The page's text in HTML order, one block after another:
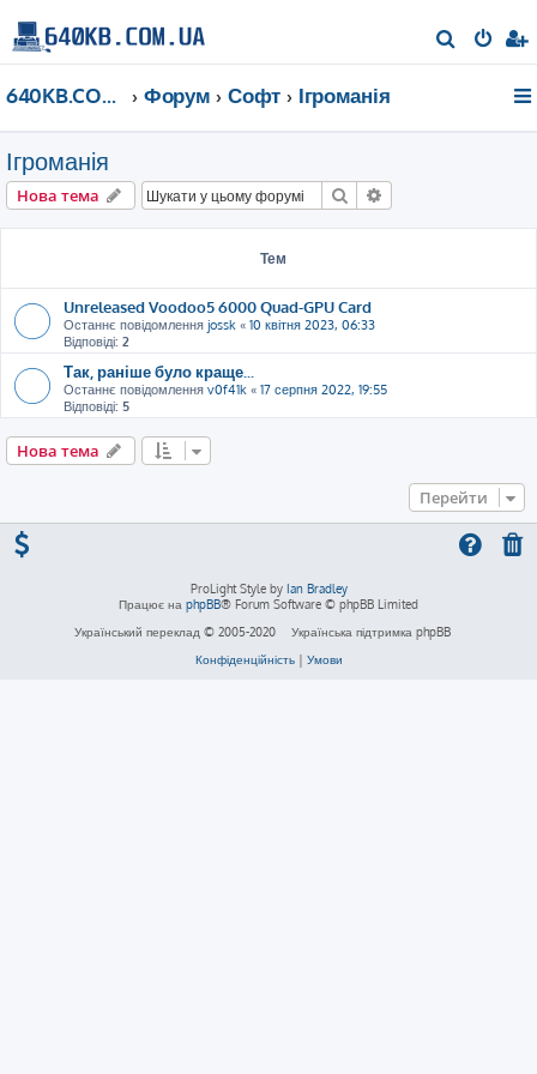
о
640KB.COM.UA Форум Софт Ігроманія
Ігроманія
Нова тема Пошук
Тем
Unreleased Voodoo5 6000 Quad-GPU Card
Останнє повідомлення jossk « 10 квітня 2023, 06:33
Відповіді: 2
Так, раніше було краще...
Останнє повідомлення v0f41k « 17 серпня 2022, 19:55
Відповіді: 5
Нова тема
Перейти
ProLight Style by Ian Bradley
Працює на phpBB® Forum Software © phpBB Limited
Український переклад © 2005-2020
Українська підтримка phpBB
Конфіденційність| Умови